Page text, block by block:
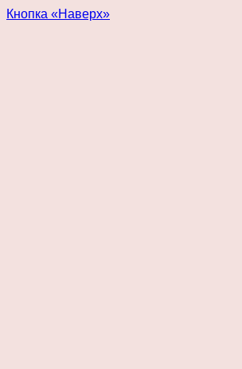
Кнопка «Наверх»